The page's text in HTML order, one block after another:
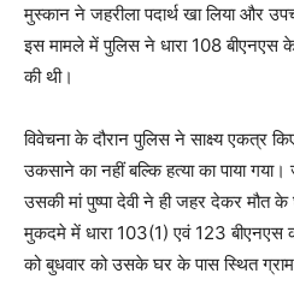
मुस्कान ने जहरीला पदार्थ खा लिया और
इस मामले में पुलिस ने धारा 108
की थी।
विवेचना के दौरान पुलिस ने साक्ष्य एकत्र
उकसाने का नहीं बल्कि हत्या का पाया
उसकी मां पुष्पा देवी ने ही जहर देकर मौत
मुकदमे में धारा 103(1) एवं 123 बीएनएस
को बुधवार को उसके घर के पास स्थित ग्राम